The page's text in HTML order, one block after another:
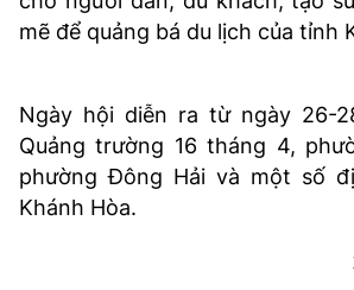
mẽ để quảng bá du lịch của tỉnh
Ngày hội diễn ra từ ngày 26-
Quảng trường 16 tháng 4,
phường Đông Hải và một số
Khánh Hòa.